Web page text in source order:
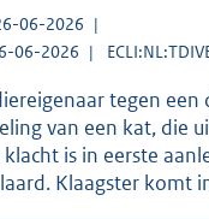
06-2026
06-2026
tegen een
van een kat, die
is in eerste
Klaagster komt